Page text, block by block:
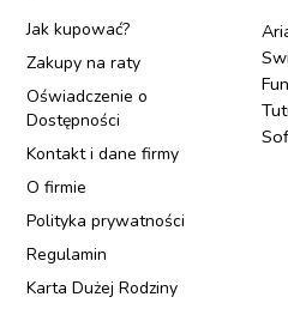
Jak kupować?
Zakupy na raty
Oświadczenie o
Dostępności
Kontakt i dane firmy
O firmie
Polityka prywatności
Regulamin
Karta Dużej Rodziny